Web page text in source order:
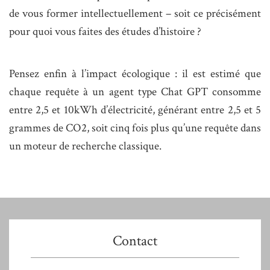
de vous former intellectuellement – soit ce précisément
pour quoi vous faites des études d’histoire ?
Pensez enfin à l’impact écologique : il est estimé que
chaque requête à un agent type Chat GPT consomme
entre 2,5 et 10kWh d’électricité, générant entre 2,5 et 5
grammes de CO2, soit cinq fois plus qu’une requête dans
un moteur de recherche classique.
Contact